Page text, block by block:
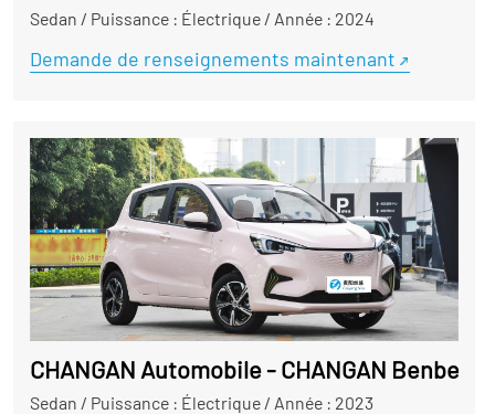
Sedan / Puissance : Électrique/ Année : 2024
Demande de renseignements maintenant
CHANGAN Automobile - CHANGAN Benben
Sedan / Puissance : Électrique/ Année : 2023